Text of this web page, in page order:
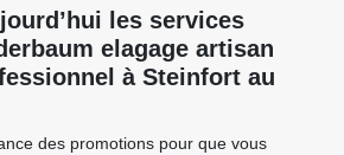
les services
elagage artisan
à Steinfort au
des promotions pour que vous